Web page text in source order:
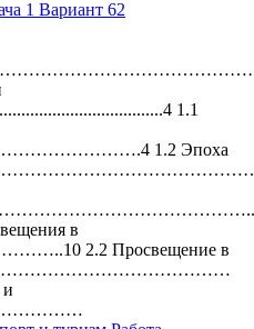
1.1
1.2 Эпоха
в
2.2 Просвещение в
и